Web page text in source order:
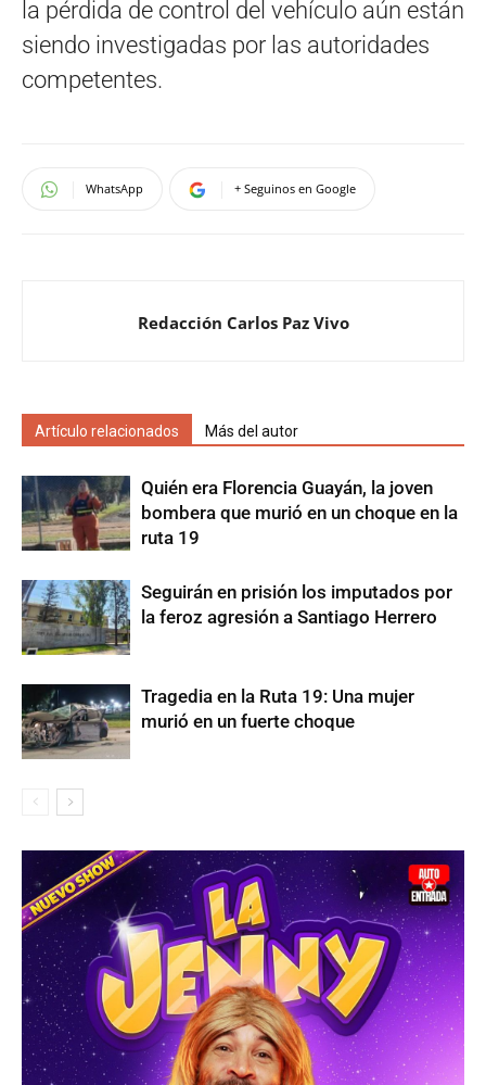
la pérdida de control del vehículo aún están
siendo investigadas por las autoridades
competentes.
WhatsApp + Seguinos en Google
Redacción Carlos Paz Vivo
Artículo relacionados Más del autor
Quién era Florencia Guayán, la joven
bombera que murió en un choque en la
ruta 19
Seguirán en prisión los imputados por
la feroz agresión a Santiago Herrero
Tragedia en la Ruta 19: Una mujer
murió en un fuerte choque